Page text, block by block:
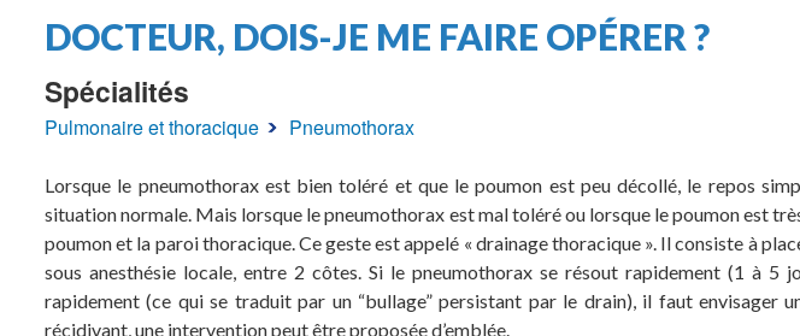
d'Ariane
DOCTEUR, DOIS-JE ME FAIRE OPÉRER ?
Spécialités
Pulmonaire et thoracique Pneumothorax
Lorsque le pneumothorax est bien toléré et que le poumon est peu décollé, le repos
situation normale. Mais lorsque le pneumothorax est mal toléré ou lorsque le poumon est
poumon et la paroi thoracique. Ce geste est appelé « drainage thoracique ». Il consiste à
sous anesthésie locale, entre 2 côtes. Si le pneumothorax se résout rapidement (1 à 5
rapidement (ce qui se traduit par un “bullage” persistant par le drain), il faut envisager
récidivant, une intervention peut être proposée d’emblée.